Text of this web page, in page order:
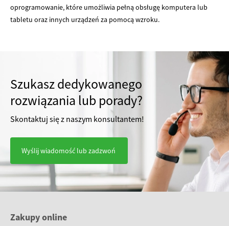
oprogramowanie, które umożliwia pełną obsługę komputera lub
tabletu oraz innych urządzeń za pomocą wzroku.
Szukasz dedykowanego
rozwiązania lub porady?
Skontaktuj się z naszym konsultantem!
Wyślij wiadomość lub zadzwoń
Zakupy online